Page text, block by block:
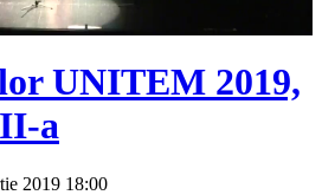
UNITEM 2019,
a
2019 18:00